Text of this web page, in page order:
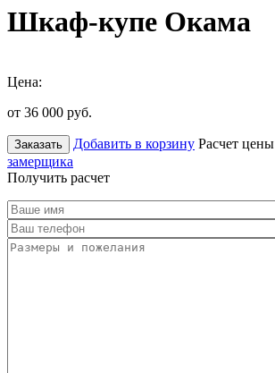
Шкаф-купе Окама
Цена:
от 36 000 руб.
Заказать Добавить в корзину Расчет цены
замерщика
Получить расчет